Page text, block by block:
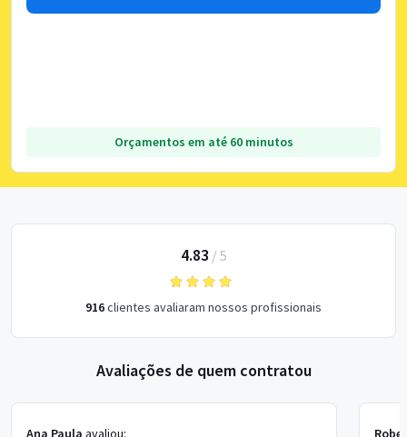
Orçamentos em até 60 minutos
4.83 / 5
916clientes avaliaram nossos profissionais
Avaliações de quem contratou
Ana Paula avaliou: